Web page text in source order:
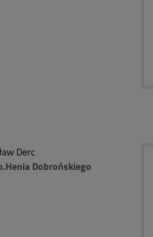
Dobrońskiego